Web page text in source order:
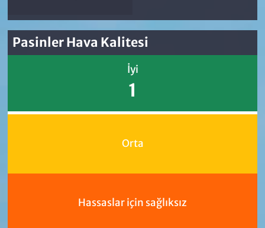
Pasinler Hava Kalitesi
İyi
1
Orta
Hassaslar için sağlıksız